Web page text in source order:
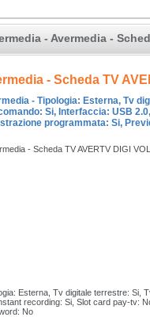
- Avermedia -
- Scheda TV
- Tipologia: Esterna, Tv
Si, Interfaccia: USB
programmata: Si,
- Scheda TV AVERTV DIGI
Esterna, Tv digitale terrestre: Si,
recording: Si, Slot card pay-tv:
No